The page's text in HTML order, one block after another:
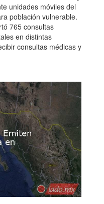
unidades móviles del
población vulnerable.
765 consultas
en distintas
consultas médicas y